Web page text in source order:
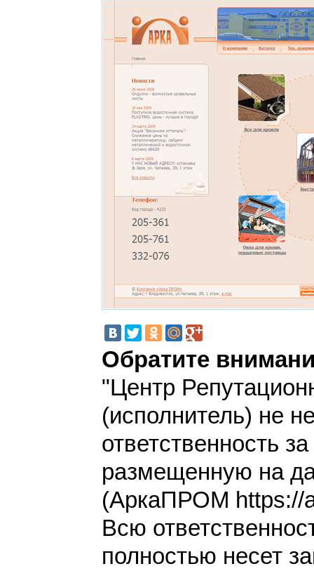
Обратите
"Центр
(исполнитель) не
ответственность
размещенную на
(АркаПРОМ https://
Всю
полностью несет